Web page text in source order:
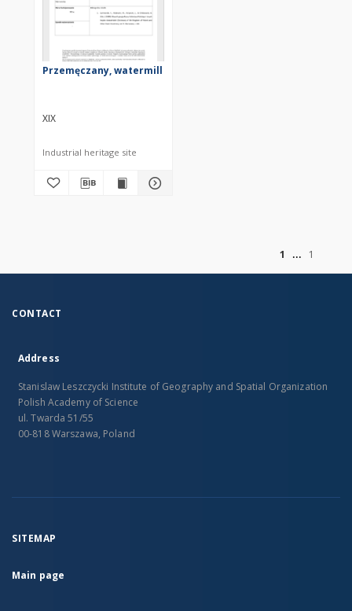
Przemęczany, watermill
XIX
Industrial heritage site
1
1
CONTACT
Address
Stanislaw Leszczycki Institute of Geography and Spatial Organization
Polish Academy of Science
ul. Twarda 51/55
00-818 Warszawa, Poland
SITEMAP
Main page